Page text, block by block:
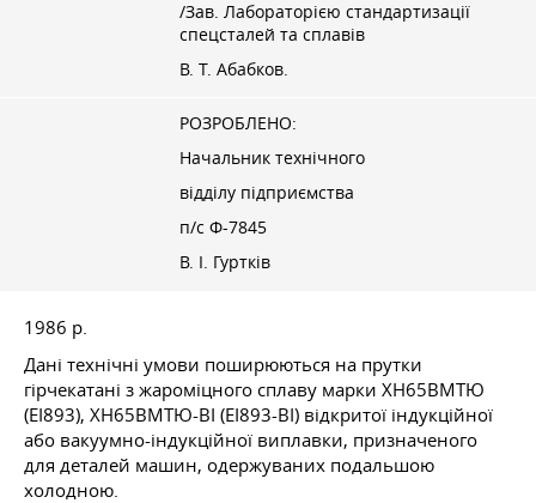
/Зав. Лабораторією стандартизації
спецсталей та сплавів
В. Т. Абабков.
РОЗРОБЛЕНО:
Начальник технічного
відділу підприємства
п/с Ф-7845
В. І. Гуртків
1986 р.
Дані технічні умови поширюються на прутки
гірчекатані з жароміцного сплаву марки ХН65ВМТЮ
(ЕІ893), ХН65ВМТЮ-ВІ (ЕІ893-ВІ) відкритої індукційної
або вакуумно-індукційної виплавки, призначеного
для деталей машин, одержуваних подальшою
холодною.